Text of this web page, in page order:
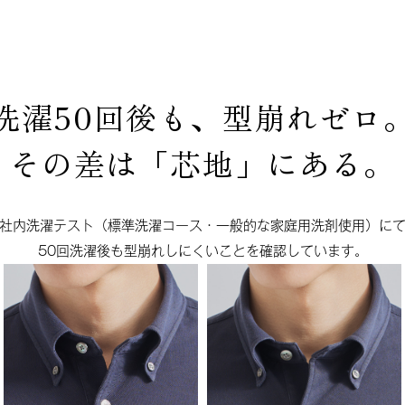
濯50回後も、型崩れゼロ
その差は「芯地」にある。
内洗濯テスト（標準洗濯コース・ 一般的な家庭用洗剤使用）に
50回洗濯後も型崩れしにくいことを確認しています。